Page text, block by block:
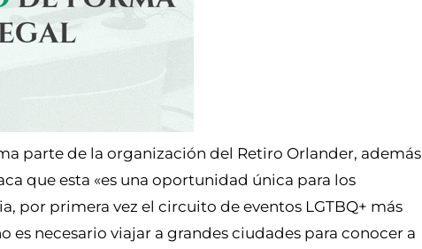
parte de la organización del Retiro Orlander, además
que esta «es una oportunidad única para los
por primera vez el circuito de eventos LGTBQ+ más
es necesario viajar a grandes ciudades para conocer a